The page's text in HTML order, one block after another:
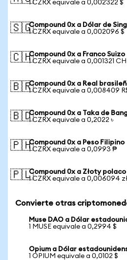
1 CZRX equivale a 0,002322 $
🇸🇬Compound 0x a Dólar de
1 CZRX equivale a 0,002096 $
🇨🇭Compound 0x a Franco Suizo
1 CZRX equivale a 0,001321
🇧🇷Compound 0x a Real
1 CZRX equivale a 0,008409
🇧🇩Compound 0x a Taka de
1 CZRX equivale a 0,2022 ৳
🇵🇭Compound 0x a Peso Filipino
1 CZRX equivale a 0,0993 ₱
🇵🇱Compound 0x a Złoty polaco
1 CZRX equivale a 0,006094 zł
Convierte otras
Muse DAO a Dólar
1 MUSE equivale a 0,2994 $
Opium a Dólar
1 OPIUM equivale a 0,0102 $